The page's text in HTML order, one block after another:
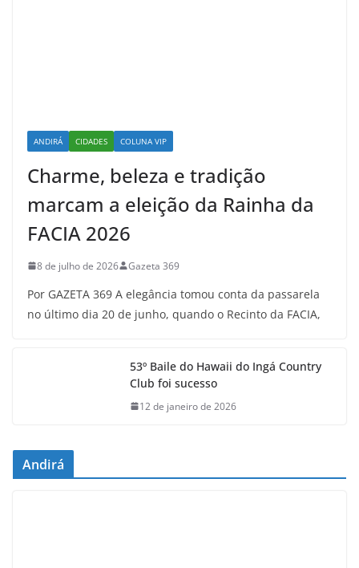
ANDIRÁ CIDADES COLUNA VIP
Charme, beleza e tradição
marcam a eleição da Rainha da
FACIA 2026
8 de julho de 2026 Gazeta 369
Por GAZETA 369 A elegância tomou conta da passarela
no último dia 20 de junho, quando o Recinto da FACIA,
53º Baile do Hawaii do Ingá Country
Club foi sucesso
12 de janeiro de 2026
Andirá